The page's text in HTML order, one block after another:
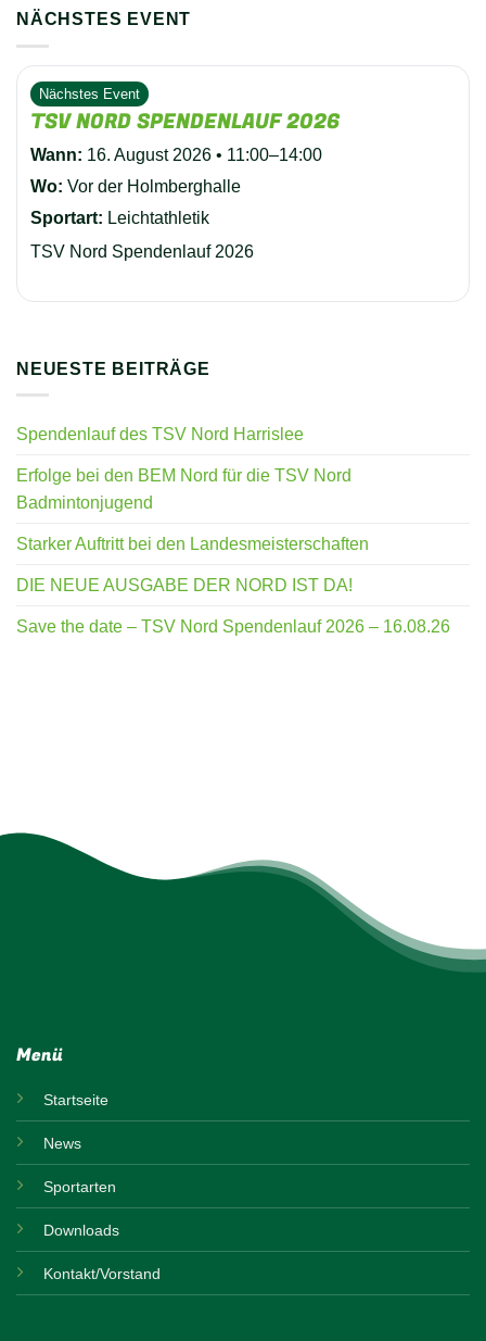
NÄCHSTES EVENT
Nächstes Event
TSV NORD SPENDENLAUF 2026
Wann: 16. August 2026 • 11:00–14:00
Wo: Vor der Holmberghalle
Sportart: Leichtathletik
TSV Nord Spendenlauf 2026
NEUESTE BEITRÄGE
Spendenlauf des TSV Nord Harrislee
Erfolge bei den BEM Nord für die TSV Nord
Badmintonjugend
Starker Auftritt bei den Landesmeisterschaften
DIE NEUE AUSGABE DER NORD IST DA!
Save the date – TSV Nord Spendenlauf 2026 – 16.08.26
Menü
Startseite
News
Sportarten
Downloads
Kontakt/Vorstand